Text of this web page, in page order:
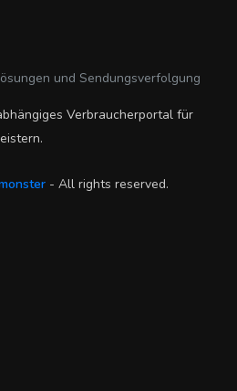
und Sendungsverfolgung
Verbraucherportal für
- All rights reserved.